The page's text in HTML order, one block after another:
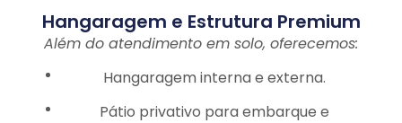
Hangaragem e Estrutura Premium
Além do atendimento em solo, oferecemos:
Hangaragem interna e externa.
Pátio privativo para embarque e